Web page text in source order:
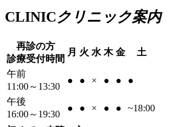
CLINICクリニック案内
再診の方
診療受付時間
月 火 水 木 金 土
午前
11:00～13:30
● ● × ● ● ●
午後
16:00～19:30
● ● × ● ● ~18:00